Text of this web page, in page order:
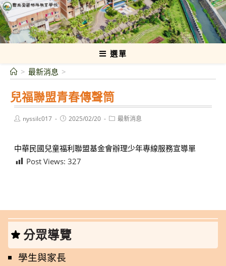
跳
轉
至
主
國立宜蘭特殊教育學校
選單
兒福聯盟青春傳聲筒
> 最新消息 >
Postnyssilc017
Post2025/02/20
Post最新消息
中華民國兒童福利聯盟基金會辦理少年專線服務宣導單
Post Views: 327
分眾導覽
學生與家長